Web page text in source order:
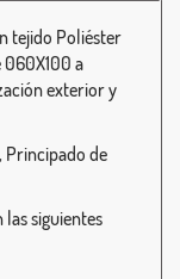
tejido Poliéster
060X100 a
exterior y
Principado de
las siguientes